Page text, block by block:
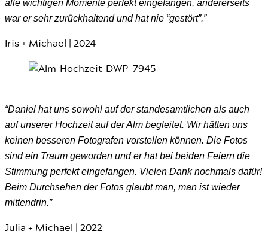
alle wichtigen Momente perfekt eingefangen, andererseits
war er sehr zurückhaltend und hat nie “gestört”.”
Iris + Michael | 2024
“Daniel hat uns sowohl auf der standesamtlichen als auch
auf unserer Hochzeit auf der Alm begleitet. Wir hätten uns
keinen besseren Fotografen vorstellen können. Die Fotos
sind ein Traum geworden und er hat bei beiden Feiern die
Stimmung perfekt eingefangen. Vielen Dank nochmals dafür!
Beim Durchsehen der Fotos glaubt man, man ist wieder
mittendrin.”
Julia + Michael | 2022